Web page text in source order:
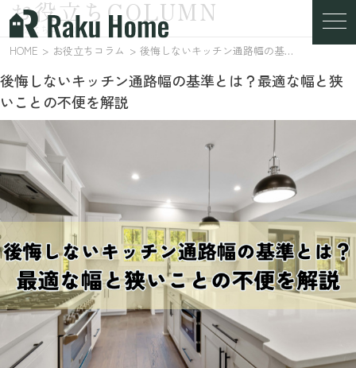
お役立ちコラム
お役立ちCOLUMN
HOME お役立ちコラム 後悔しないキッチン通路幅の基準とは？最適な幅と狭いことの不便を解説
後悔しないキッチン通路幅の基準とは？最適な幅と狭
いことの不便を解説